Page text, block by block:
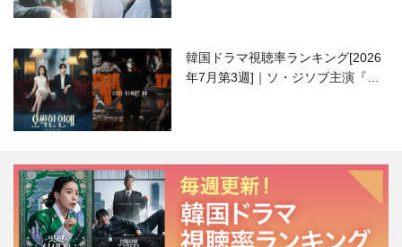
韓国ドラマ視聴率ランキング[2026
年7月第3週]｜ソ・ジソブ主演『エ